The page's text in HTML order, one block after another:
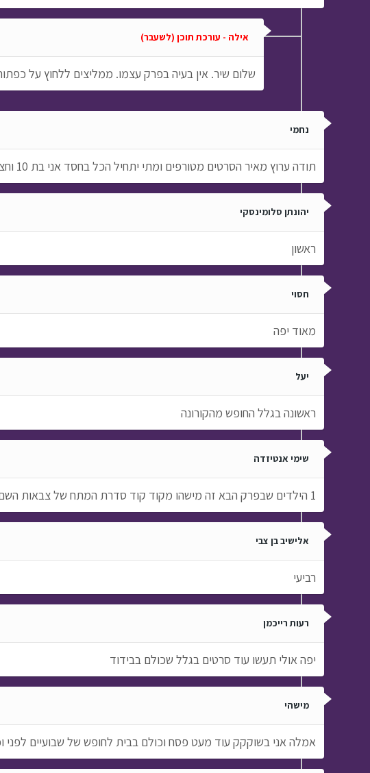
אילה - עורכת תוכן (לשעבר)
שלום שיר. אין בעיה בפרק עצמו. ממליצים ללחוץ על
נחמי
תודה ערוץ מאיר הסרטים מטורפים ומתי יתחיל הכל בחסד אני בת 10 וחצי *
יהונתן סלומינסקי
ראשון
חסוי
מאוד יפה
יעל
ראשונה בגלל החופש מהקורונה
שימי אנטיזדה
1 הילדים שבפרק הבא זה מישהו מקוד קוד סדרת המתח של צבאות השם *ממולץ להירשם לאתר שלהם
אלישיב בן צבי
רביעי
רעות רייכמן
יפה אולי תעשו עוד סרטים בגלל שכולם בבידוד
מישהי
אמלה אני בשוקקק עוד מעט פסח וכולם בבית לחופש של שבועיים לפני